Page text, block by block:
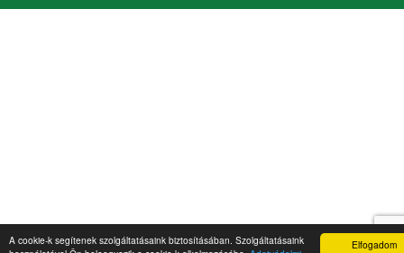
Elfogadom
A cookie-k segítenek szolgáltatásaink biztosításában. Szolgáltatásaink